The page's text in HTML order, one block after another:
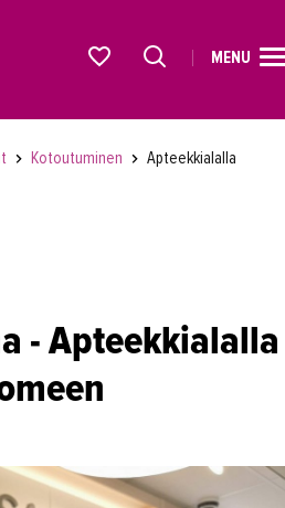
ja kortit
koulutukset
MENU
Kotoutuminen
Apteekkialalla
- Apteekkialalla